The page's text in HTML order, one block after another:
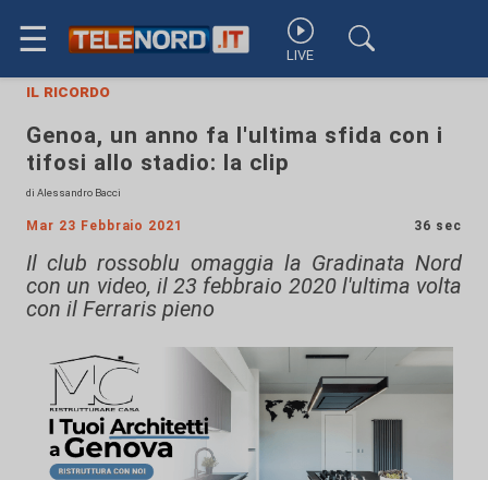
☰ LIVE
il ricordo
Genoa, un anno fa l'ultima sfida con i
tifosi allo stadio: la clip
di Alessandro Bacci
Mar 23 Febbraio 2021 36 sec
Il club rossoblu omaggia la Gradinata Nord
con un video, il 23 febbraio 2020 l'ultima volta
con il Ferraris pieno